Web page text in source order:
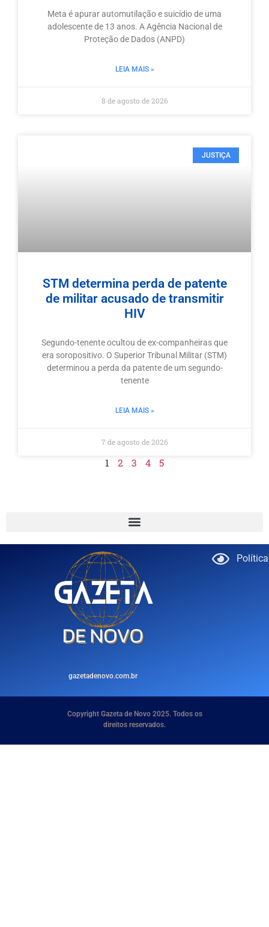
Meta é apurar automutilação e suicídio de uma
adolescente de 13 anos. A Agência Nacional de
Proteção de Dados (ANPD)
LEIA MAIS »
8 de agosto de 2026
JUSTIÇA
STM determina perda de patente
de militar acusado de transmitir
HIV
Segundo-tenente ocultou de ex-companheiras que
era soropositivo. O Superior Tribunal Militar (STM)
determinou a perda da patente de um segundo-
tenente
LEIA MAIS »
7 de agosto de 2026
1 2 3 4 5
gazetadenovo.com.br
Copyright Gazeta de Novo 2025. Todos os
direitos reservados.